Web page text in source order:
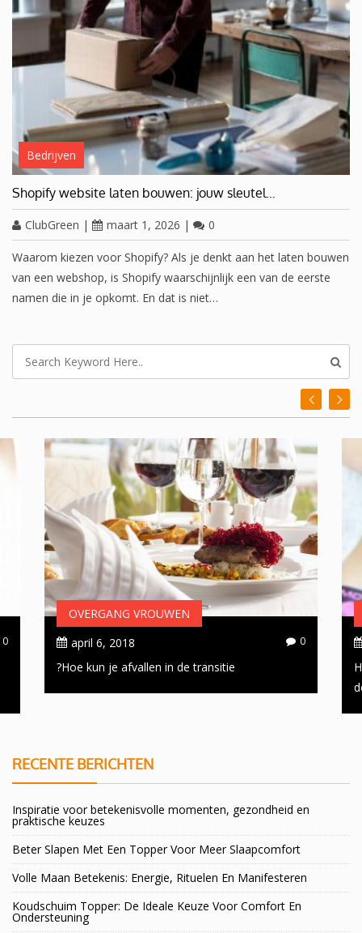
Bedrijven
Shopify website laten bouwen: jouw sleutel…
ClubGreen | maart 1, 2026 | 0
Waarom kiezen voor Shopify? Als je denkt aan het laten bouwen
van een webshop, is Shopify waarschijnlijk een van de eerste
namen die in je opkomt. En dat is niet…
OVERGANG VROUWEN
april 6, 2018
0
Hoe kun je afvallen in de transitie?
0
RECENTE BERICHTEN
Inspiratie voor betekenisvolle momenten, gezondheid en
praktische keuzes
Beter Slapen Met Een Topper Voor Meer Slaapcomfort
Volle Maan Betekenis: Energie, Rituelen En Manifesteren
Koudschuim Topper: De Ideale Keuze Voor Comfort En
Ondersteuning